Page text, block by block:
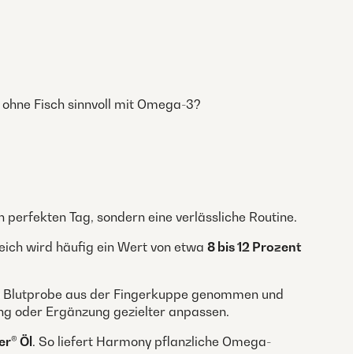
Fisch sinnvoll mit Omega-3?
Tag, sondern eine verlässliche Routine.
wird häufig ein Wert von etwa 8 bis 12 Prozent
aus der Fingerkuppe genommen und
oder Ergänzung gezielter anpassen.
Öl . So liefert Harmony pflanzliche Omega-